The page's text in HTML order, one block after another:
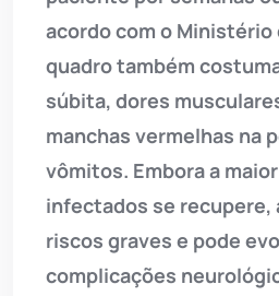
acordo com o Ministério
quadro também
súbita, dores
manchas vermelhas na
vômitos. Embora a
infectados se recupere,
riscos graves e pode
complicações